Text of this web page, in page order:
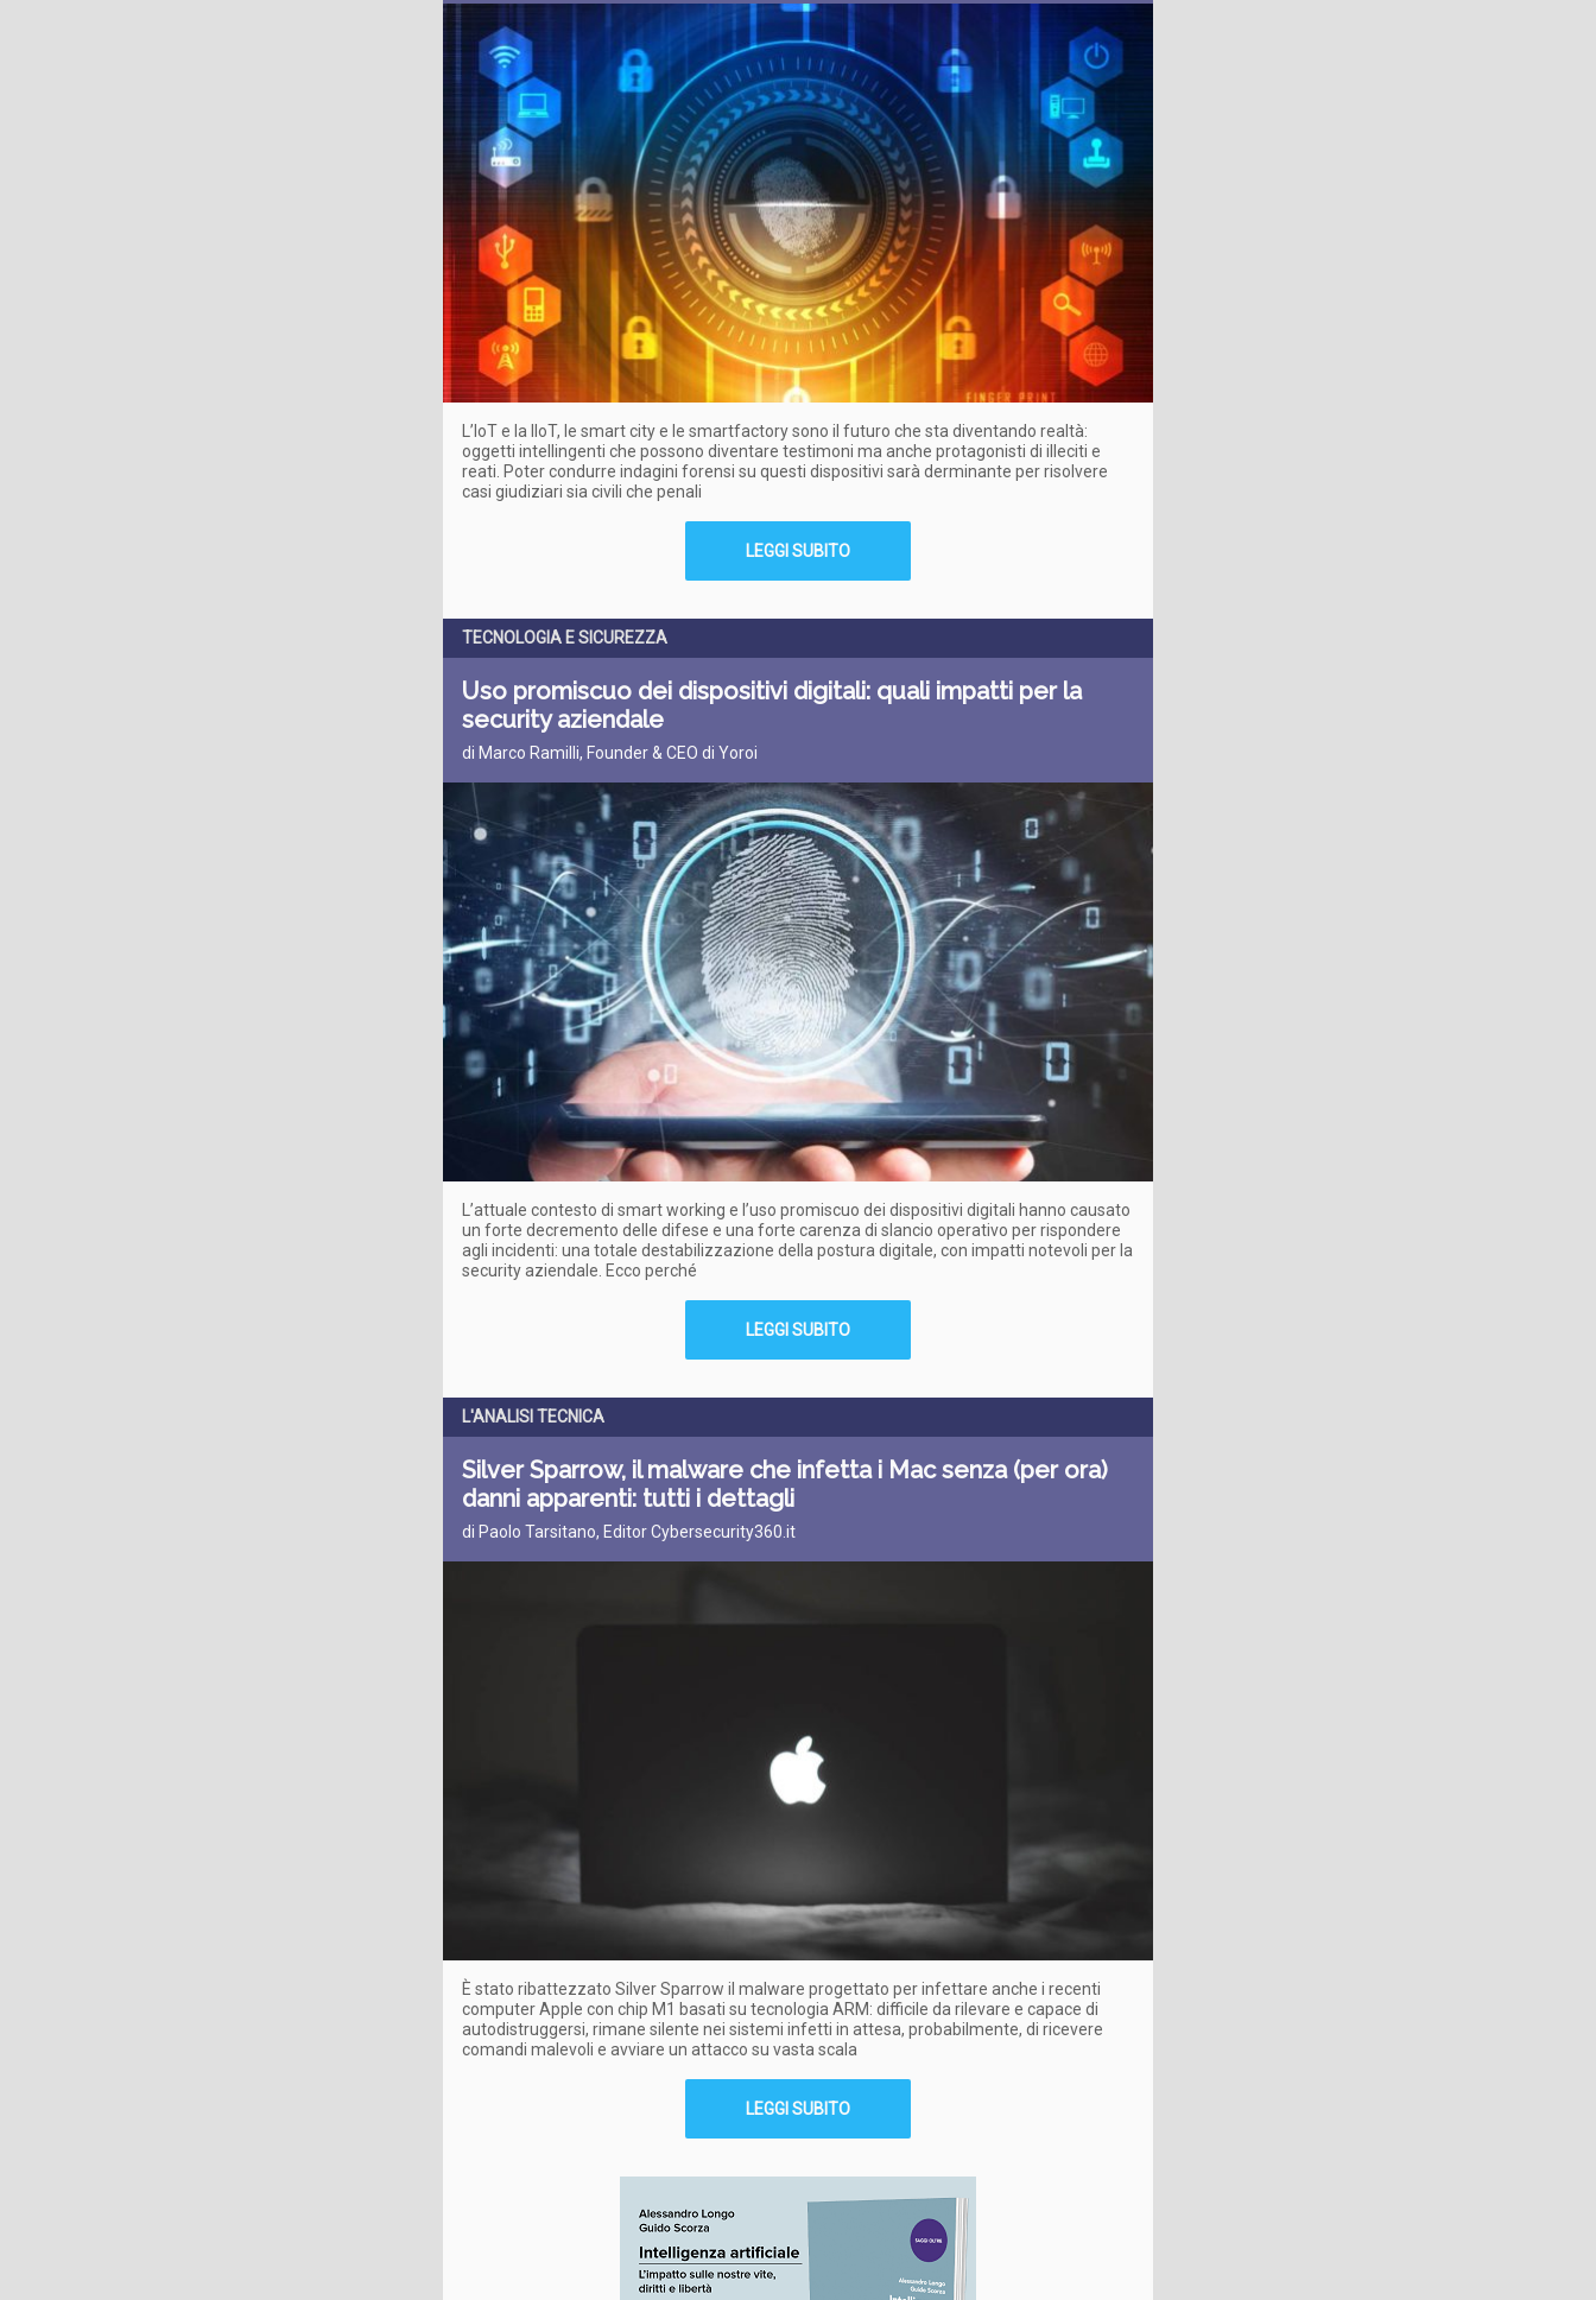
L’IoT e la IIoT, le smart city e le smartfactory sono il futuro che sta diventando realtà:
oggetti intellingenti che possono diventare testimoni ma anche protagonisti di illeciti e
reati. Poter condurre indagini forensi su questi dispositivi sarà derminante per risolvere
casi giudiziari sia civili che penali
LEGGI SUBITO
TECNOLOGIA E SICUREZZA
Uso promiscuo dei dispositivi digitali: quali impatti per la
security aziendale
di Marco Ramilli, Founder & CEO di Yoroi
L’attuale contesto di smart working e l’uso promiscuo dei dispositivi digitali hanno causato
un forte decremento delle difese e una forte carenza di slancio operativo per rispondere
agli incidenti: una totale destabilizzazione della postura digitale, con impatti notevoli per la
security aziendale. Ecco perché
LEGGI SUBITO
L'ANALISI TECNICA
Silver Sparrow, il malware che infetta i Mac senza (per ora)
danni apparenti: tutti i dettagli
di Paolo Tarsitano, Editor Cybersecurity360.it
È stato ribattezzato Silver Sparrow il malware progettato per infettare anche i recenti
computer Apple con chip M1 basati su tecnologia ARM: difficile da rilevare e capace di
autodistruggersi, rimane silente nei sistemi infetti in attesa, probabilmente, di ricevere
comandi malevoli e avviare un attacco su vasta scala
LEGGI SUBITO